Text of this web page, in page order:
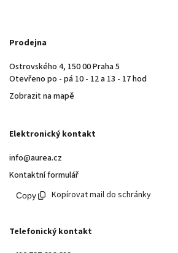
Prodejna
Ostrovského 4, 150 00 Praha 5
Otevřeno po - pá 10 - 12 a 13 - 17 hod
Zobrazit na mapě
Elektronický kontakt
info@aurea.cz
Kontaktní formulář
Kopírovat mail do schránky
Telefonický kontakt